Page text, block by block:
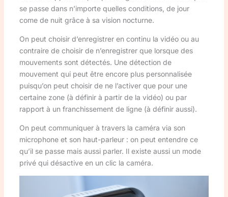
se passe dans n’importe quelles conditions, de jour
come de nuit grâce à sa vision nocturne.
On peut choisir d’enregistrer en continu la vidéo ou au
contraire de choisir de n’enregistrer que lorsque des
mouvements sont détectés. Une détection de
mouvement qui peut être encore plus personnalisée
puisqu’on peut choisir de ne l’activer que pour une
certaine zone (à définir à partir de la vidéo) ou par
rapport à un franchissement de ligne (à définir aussi).
On peut communiquer à travers la caméra via son
microphone et son haut-parleur : on peut entendre ce
qu’il se passe mais aussi parler. Il existe aussi un mode
privé qui désactive en un clic la caméra.